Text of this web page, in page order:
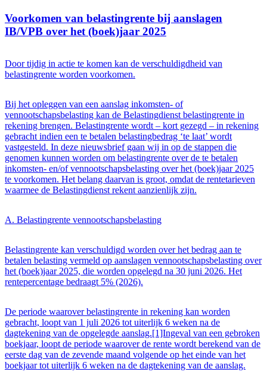
Voorkomen van belastingrente bij aanslagen
IB/VPB over het (boek)jaar 2025
Door tijdig in actie te komen kan de verschuldigdheid van
belastingrente worden voorkomen.
Bij het opleggen van een aanslag inkomsten- of
vennootschapsbelasting kan de Belastingdienst belastingrente in
rekening brengen. Belastingrente wordt – kort gezegd – in rekening
gebracht indien een te betalen belastingbedrag ‘te laat’ wordt
vastgesteld. In deze nieuwsbrief gaan wij in op de stappen die
genomen kunnen worden om belastingrente over de te betalen
inkomsten- en/of vennootschapsbelasting over het (boek)jaar 2025
te voorkomen. Het belang daarvan is groot, omdat de rentetarieven
waarmee de Belastingdienst rekent aanzienlijk zijn.
A. Belastingrente vennootschapsbelasting
Belastingrente kan verschuldigd worden over het bedrag aan te
betalen belasting vermeld op aanslagen vennootschapsbelasting over
het (boek)jaar 2025, die worden opgelegd na 30 juni 2026. Het
rentepercentage bedraagt 5% (2026).
De periode waarover belastingrente in rekening kan worden
gebracht, loopt van 1 juli 2026 tot uiterlijk 6 weken na de
dagtekening van de opgelegde aanslag.[1]Ingeval van een gebroken
boekjaar, loopt de periode waarover de rente wordt berekend van de
eerste dag van de zevende maand volgende op het einde van het
boekjaar tot uiterlijk 6 weken na de dagtekening van de aanslag.